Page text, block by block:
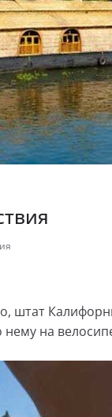
штат
на